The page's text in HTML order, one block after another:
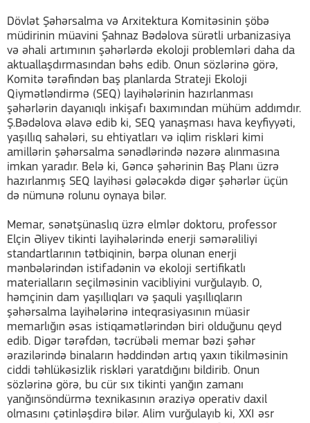
Dövlət Şəhərsalma və Arxitektura Komitəsinin şöbə
müdirinin müavini Şahnaz Bədəlova sürətli urbanizasiya
və əhali artımının şəhərlərdə ekoloji problemləri daha da
aktuallaşdırmasından bəhs edib. Onun sözlərinə görə,
Komitə tərəfindən baş planlarda Strateji Ekoloji
Qiymətləndirmə (SEQ) layihələrinin hazırlanması
şəhərlərin dayanıqlı inkişafı baxımından mühüm addımdır.
Ş.Bədəlova əlavə edib ki, SEQ yanaşması hava keyfiyyəti,
yaşıllıq sahələri, su ehtiyatları və iqlim riskləri kimi
amillərin şəhərsalma sənədlərində nəzərə alınmasına
imkan yaradır. Belə ki, Gəncə şəhərinin Baş Planı üzrə
hazırlanmış SEQ layihəsi gələcəkdə digər şəhərlər üçün
də nümunə rolunu oynaya bilər.
Memar, sənətşünaslıq üzrə elmlər doktoru, professor
Elçin Əliyev tikinti layihələrində enerji səmərəliliyi
standartlarının tətbiqinin, bərpa olunan enerji
mənbələrindən istifadənin və ekoloji sertifikatlı
materialların seçilməsinin vacibliyini vurğulayıb. O,
həmçinin dam yaşıllıqları və şaquli yaşıllıqların
şəhərsalma layihələrinə inteqrasiyasının müasir
memarlığın əsas istiqamətlərindən biri olduğunu qeyd
edib. Digər tərəfdən, təcrübəli memar bəzi şəhər
ərazilərində binaların həddindən artıq yaxın tikilməsinin
ciddi təhlükəsizlik riskləri yaratdığını bildirib. Onun
sözlərinə görə, bu cür sıx tikinti yanğın zamanı
yanğınsöndürmə texnikasının əraziyə operativ daxil
olmasını çətinləşdirə bilər. Alim vurğulayıb ki, XXI əsr